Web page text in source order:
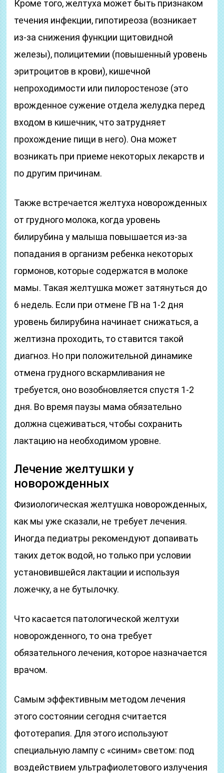
Кроме того, желтуха может быть признаком
течения инфекции, гипотиреоза (возникает
из-за снижения функции щитовидной
железы), полицитемии (повышенный уровень
эритроцитов в крови), кишечной
непроходимости или пилоростенозе (это
врожденное сужение отдела желудка перед
входом в кишечник, что затрудняет
прохождение пищи в него). Она может
возникать при приеме некоторых лекарств и
по другим причинам.
Также встречается желтуха новорожденных
от грудного молока, когда уровень
билирубина у малыша повышается из-за
попадания в организм ребенка некоторых
гормонов, которые содержатся в молоке
мамы. Такая желтушка может затянуться до
6 недель. Если при отмене ГВ на 1-2 дня
уровень билирубина начинает снижаться, а
желтизна проходить, то ставится такой
диагноз. Но при положительной динамике
отмена грудного вскармливания не
требуется, оно возобновляется спустя 1-2
дня. Во время паузы мама обязательно
должна сцеживаться, чтобы сохранить
лактацию на необходимом уровне.
Лечение желтушки у
новорожденных
Физиологическая желтушка новорожденных,
как мы уже сказали, не требует лечения.
Иногда педиатры рекомендуют допаивать
таких деток водой, но только при условии
установившейся лактации и используя
ложечку, а не бутылочку.
Что касается патологической желтухи
новорожденного, то она требует
обязательного лечения, которое назначается
врачом.
Самым эффективным методом лечения
этого состоянии сегодня считается
фототерапия. Для этого используют
специальную лампу с «синим» светом: под
воздействием ультрафиолетового излучения